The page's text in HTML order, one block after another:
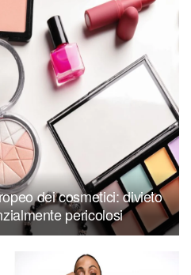
dei cosmetici: divieto
pericolosi